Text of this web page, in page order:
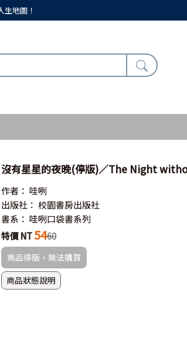
生地圖！
沒有星星的夜晚(停版)／The Night
作者： 哇咧
出版社： 校園書房出版社
書系： 哇咧口袋書系列
特價 NT5460
商品停版，無法購買
商品狀態說明